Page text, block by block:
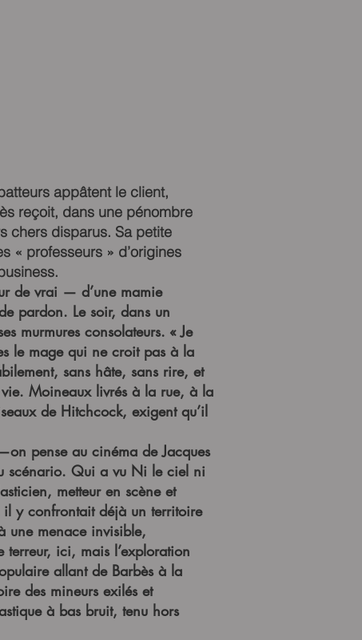
appâtent le client,
reçoit, dans une pénombre
chers disparus. Sa petite
« professeurs » d’origines
de vrai — d’une mamie
pardon. Le soir, dans un
murmures consolateurs. « Je
le mage qui ne croit pas à la
sans hâte, sans rire, et
vie. Moineaux livrés à la rue, à la
de Hitchcock, exigent qu’il
pense au cinéma de Jacques
scénario. Qui a vu Ni le ciel ni
metteur en scène et
il y confrontait déjà un territoire
une menace invisible,
ici, mais l’exploration
allant de Barbès à la
des mineurs exilés et
à bas bruit, tenu hors